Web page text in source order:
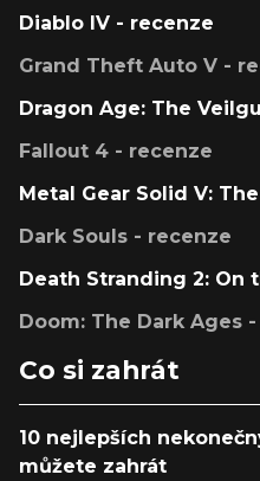
Diablo IV - recenze
Grand Theft Auto V -
Dragon Age: The
Fallout 4 - recenze
Metal Gear Solid V:
Dark Souls - recenze
Death Stranding 2: On
Doom: The Dark Ages
Co si zahrát
10 nejlepších
můžete zahrát